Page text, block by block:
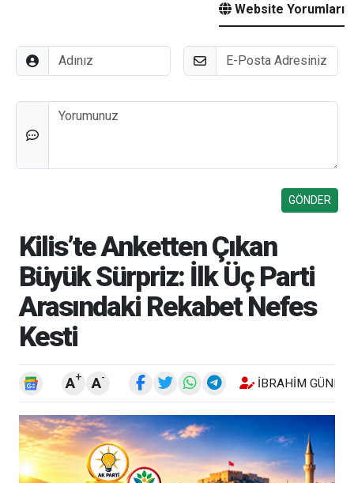
Website Yorumları
Adınız E-Posta
Düşünceleriniz
Kilis’te Anketten Çıkan
Büyük Sürpriz: İlk Üç Parti
Arasındaki Rekabet Nefes
Kesti
A+ A- İBRAHIM GÜNEŞ